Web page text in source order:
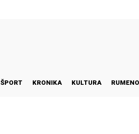
ŠPORT KRONIKA KULTURA RUMENO